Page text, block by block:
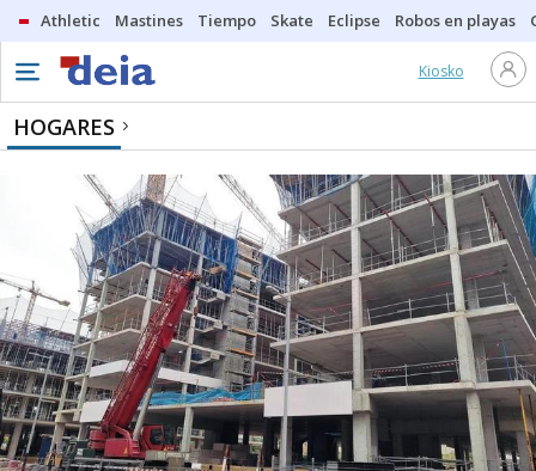
Athletic Mastines Tiempo Skate Eclipse Robos en playas
Kiosko
HOGARES